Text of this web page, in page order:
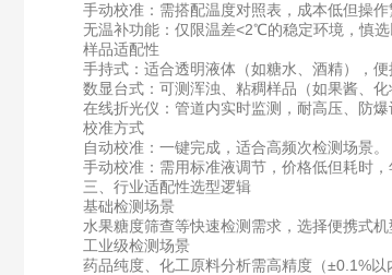
手动校准：需搭配温度对照表，成本低但操作
无温补功能：仅限温差<2℃的稳定环境，慎选
样品适配性
手持式：适合透明液体（如糖水、酒精），便
数显台式：可测浑浊、粘稠样品（如果酱、化
在线折光仪：管道内实时监测，耐高压、防爆
校准方式
自动校准：一键完成，适合高频次检测场景。
手动校准：需用标准液调节，价格低但耗时，
三、行业适配性选型逻辑
基础检测场景
水果糖度筛查等快速检测需求，选择便携式机
工业级检测场景
药品纯度、化工原料分析需高精度（±0.1%以